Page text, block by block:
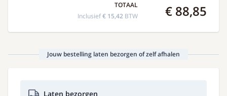
TOTAAL
Inclusief€ 15,42 BTW € 88,85
Jouw bestelling laten bezorgen of zelf afhalen
Laten bezorgen